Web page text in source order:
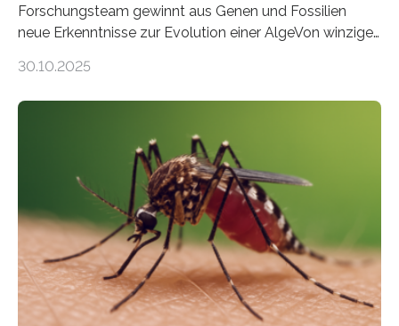
Forschungsteam gewinnt aus Genen und Fossilien
neue Erkenntnisse zur Evolution einer AlgeVon winzigen
Landpflanzen zählen zu den komplexesten
Grünalgen, die vor Hunderten von Millionen Jahren
lebten. Unter den Vorfahren sticht eine Gruppe heraus,
die noch heute in der Natur vorkommt: die
Süßwasseralge Coleochaetophyceae. Einige Arten
dieser Gruppe bilden aus Zellfäden dichte Geflechte
mit scheibenförmiger Gestalt. Was auffällig ist: Die
nächsten…
30.10.2025